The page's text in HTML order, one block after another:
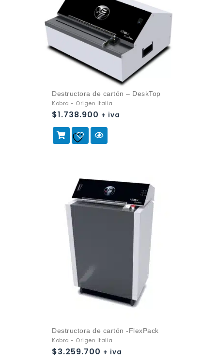
Destructora de cartón – DeskTop
Kobra - Origen Italia
$1.738.900 + iva
Destructora de cartón -FlexPack
Kobra - Origen Italia
$3.259.700 + iva